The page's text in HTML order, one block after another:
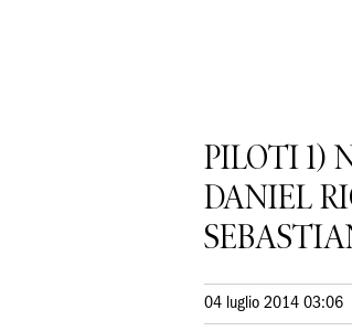
PILOTI 1)
DANIEL
04 luglio 2014 03:06